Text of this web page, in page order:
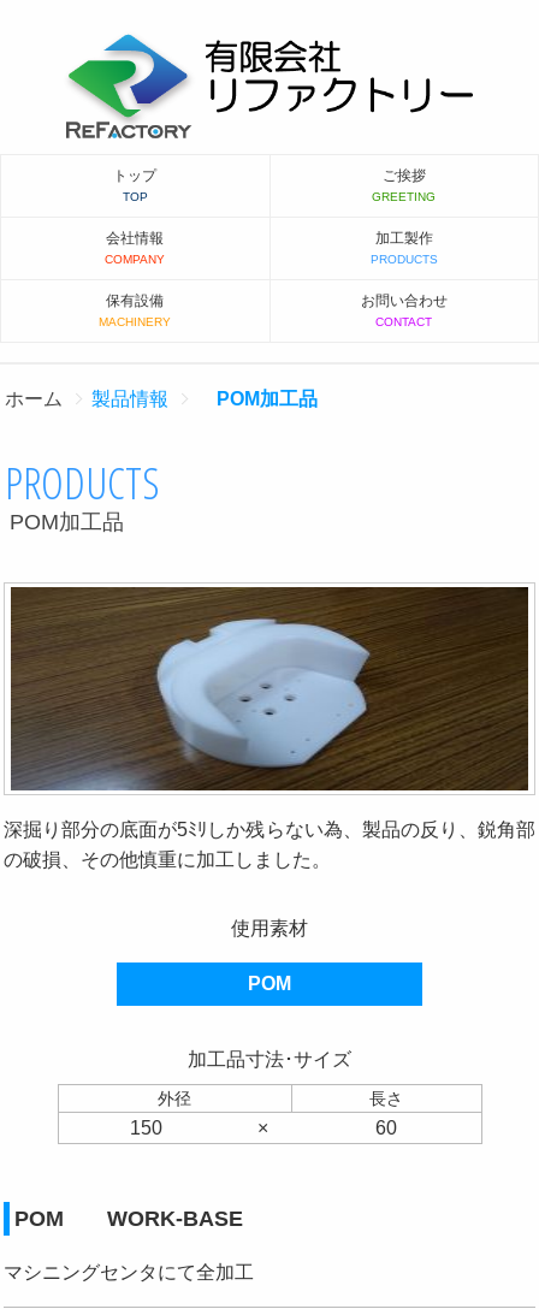
トップ ご挨拶
会社情報 加工製作
保有設備 お問い合わせ
ホーム 製品情報 POM加工品
PRODUCTS
POM加工品
深掘り部分の底面が5ﾐﾘしか残らない為、製品の反り、鋭角部
の破損、その他慎重に加工しました。
使用素材
POM
加工品寸法･サイズ
外径 長さ
150 × 60
POM WORK-BASE
マシニングセンタにて全加工